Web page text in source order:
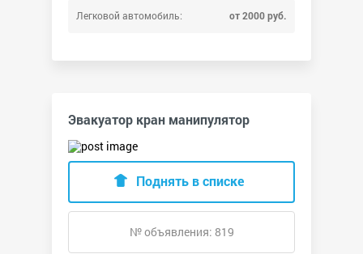
Легковой автомобиль: от 2000 руб.
Эвакуатор кран манипулятор
Поднять в списке
№ объявления: 819